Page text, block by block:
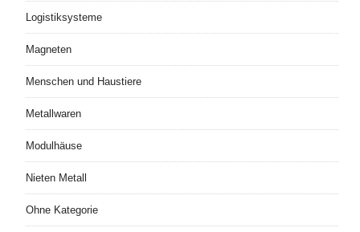
Logistiksysteme
Magneten
Menschen und Haustiere
Metallwaren
Modulhäuse
Nieten Metall
Ohne Kategorie